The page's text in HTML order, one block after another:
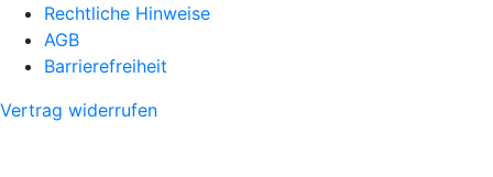
Rechtliche Hinweise
AGB
Barrierefreiheit
Vertrag widerrufen